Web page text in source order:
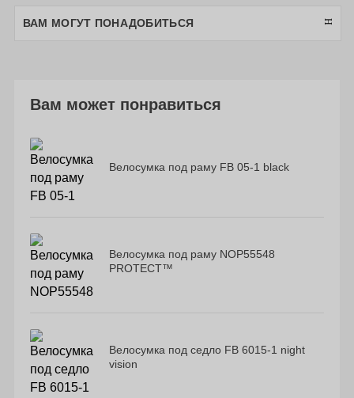
ВАМ МОГУТ ПОНАДОБИТЬСЯ
Вам может понравиться
Велосумка под раму FB 05-1 black
Велосумка под раму NOP55548
PROTECT™
Велосумка под седло FB 6015-1 night
vision